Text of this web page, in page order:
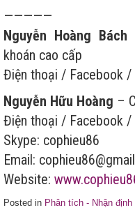
—————
Nguyễn Hoàng Bách
khoán cao cấp
Điện thoại / Facebook /
Nguyễn Hữu Hoàng –
Điện thoại / Facebook /
Skype: cophieu86
Email:
Website:
Posted in Phân tích - Nhận